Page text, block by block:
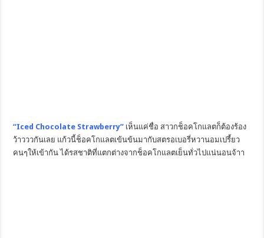
“Iced Chocolate Strawberry” เห็นแค่ชื่อ สาวกช็อคโกแลตก็ต้องร้อง
ว้าวววกันเลย แก้วนี้ช็อคโกแลตเข้นข้นมากับสตรอเบอรี่หวานอมเปรี้ยว
คนๆให้เข้ากัน ได้รสชาติที่แตกต่างจากช็อคโกแลตเย็นทั่วไปแน่นอนจ้าา